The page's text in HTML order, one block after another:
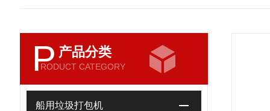
P 产品分类
RODUCT CATEGORY
船用垃圾打包机